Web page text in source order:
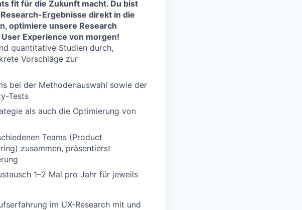
fit für die Zukunft macht. Du bist
Ergebnisse direkt in die
optimiere unsere Research
Experience von morgen!
quantitative Studien durch,
Vorschläge zur
bei der Methodenauswahl sowie der
Tests
als auch die Optimierung von
Teams (Product
zusammen, präsentierst
1–2 Mal pro Jahr für jeweils
im UX-Research mit und